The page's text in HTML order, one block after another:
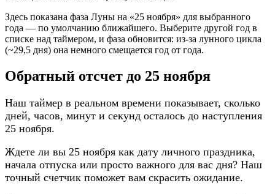
Здесь показана фаза Луны на «25 ноября» для выбранного
года — по умолчанию ближайшего. Выберите другой год в
списке над таймером, и фаза обновится: из-за лунного цикла
(~29,5 дня) она немного смещается год от года.
Обратный отсчет до 25 ноября
Наш таймер в реальном времени показывает, сколько
дней, часов, минут и секунд осталось до наступления
25 ноября.
Ждете ли вы 25 ноября как дату личного праздника,
начала отпуска или просто важного для вас дня? Наш
точный счетчик поможет вам скрасить ожидание.